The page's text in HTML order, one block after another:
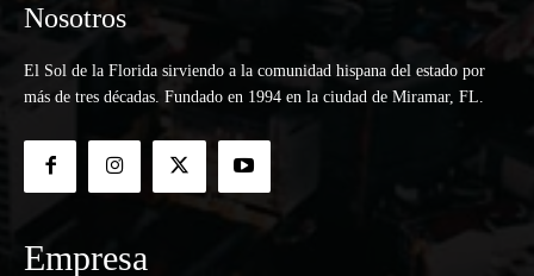
Nosotros
El Sol de la Florida sirviendo a la comunidad hispana del estado por
más de tres décadas. Fundado en 1994 en la ciudad de Miramar, FL.
Empresa